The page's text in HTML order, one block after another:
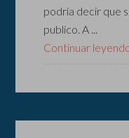
podría decir que
publico. A ...
Continuar